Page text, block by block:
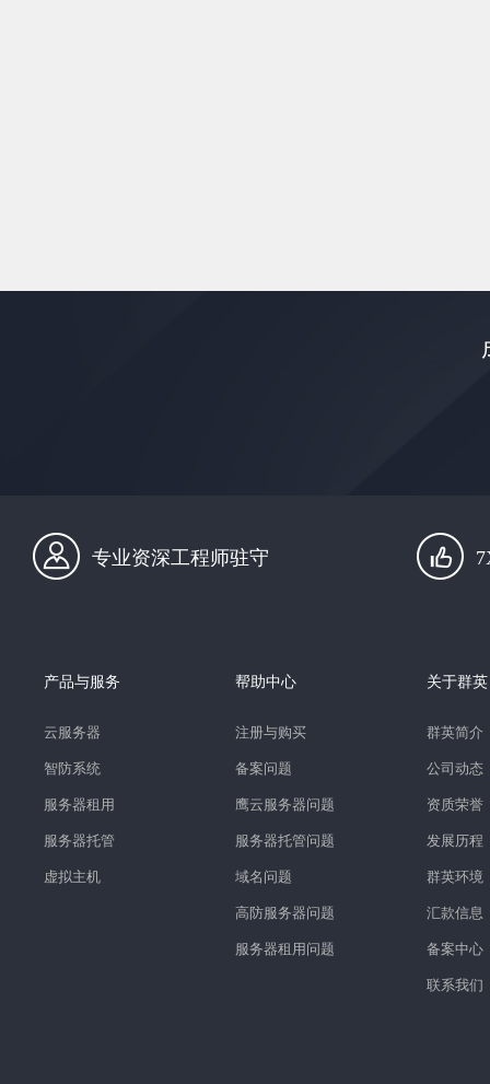
专业资深工程师驻守
产品与服务
云服务器
智防系统
服务器租用
服务器托管
虚拟主机
帮助中心
注册与购买
备案问题
鹰云服务器问题
服务器托管问题
域名问题
高防服务器问题
服务器租用问题
关于群英
群英简介
公司动态
资质荣誉
发展历程
群英环境
汇款信息
备案中心
联系我们